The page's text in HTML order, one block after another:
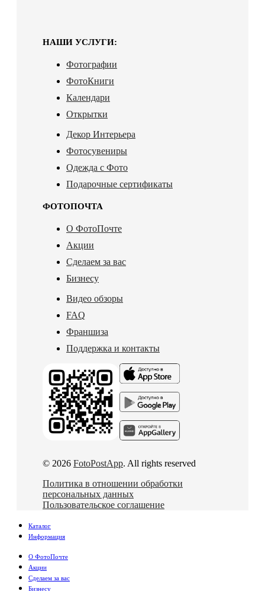
НАШИ УСЛУГИ:
Фотографии
ФотоКниги
Календари
Открытки
Декор Интерьера
Фотосувениры
Одежда с Фото
Подарочные сертификаты
ФОТОПОЧТА
О ФотоПочте
Акции
Сделаем за вас
Бизнесу
Видео обзоры
FAQ
Франшиза
Поддержка и контакты
© 2026 FotoPostApp. All rights reserved
Политика в отношении обработки
персональных данных
Пользовательское соглашение
Каталог
Информация
О ФотоПочте
Акции
Сделаем за вас
Бизнесу